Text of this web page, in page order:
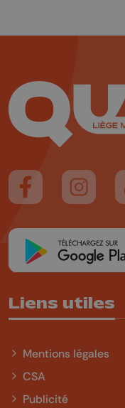
Suivez-nous sur
Suivez-
Liens utiles
Mentions légales
CSA
Publicité